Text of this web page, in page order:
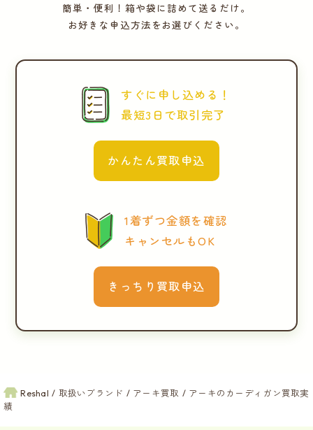
簡単・便利！箱や袋に詰めて送るだけ。
お好きな申込方法をお選びください。
すぐに申し込める！
最短3日で取引完了
かんたん買取申込
1着ずつ金額を確認
キャンセルもOK
きっちり買取申込
Reshal 取扱いブランド アーキ買取
アーキのカーディガン買取実
績